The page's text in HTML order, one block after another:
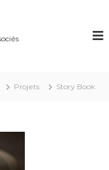
Projets Story Book